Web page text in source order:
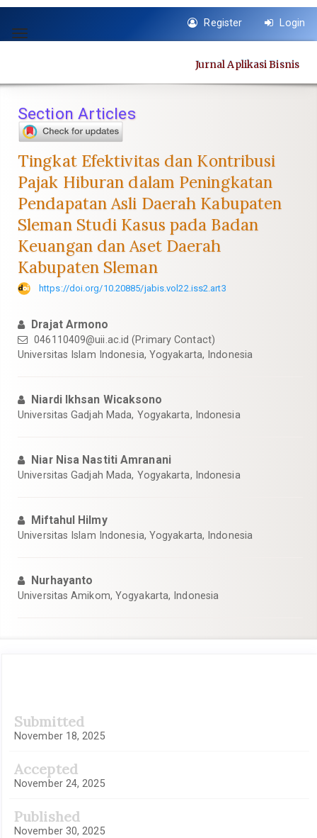
jump
to
Main
Main
Content
Toggle
Register Login
Jurnal Aplikasi Bisnis
Section Articles
Tingkat Efektivitas dan Kontribusi
Pajak Hiburan dalam Peningkatan
Pendapatan Asli Daerah Kabupaten
Sleman Studi Kasus pada Badan
Keuangan dan Aset Daerah
Kabupaten Sleman
https://doi.org/10.20885/jabis.vol22.iss2.art3
Drajat Armono
046110409@uii.ac.id (Primary Contact)
Universitas Islam Indonesia, Yogyakarta, Indonesia
Niardi Ikhsan Wicaksono
Universitas Gadjah Mada, Yogyakarta, Indonesia
Niar Nisa Nastiti Amranani
Universitas Gadjah Mada, Yogyakarta, Indonesia
Miftahul Hilmy
Universitas Islam Indonesia, Yogyakarta, Indonesia
Nurhayanto
Universitas Amikom, Yogyakarta, Indonesia
Sidebar
Submitted
November 18, 2025
Accepted
November 24, 2025
Published
November 30, 2025